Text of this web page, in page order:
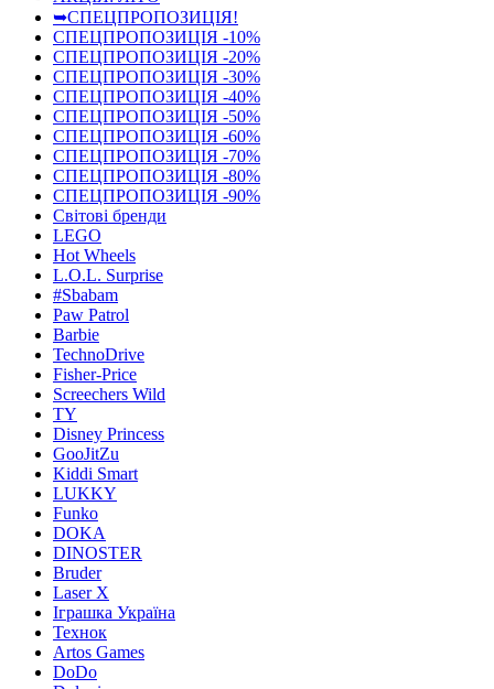
➥СПЕЦПРОПОЗИЦІЯ!
СПЕЦПРОПОЗИЦІЯ -10%
СПЕЦПРОПОЗИЦІЯ -20%
СПЕЦПРОПОЗИЦІЯ -30%
СПЕЦПРОПОЗИЦІЯ -40%
СПЕЦПРОПОЗИЦІЯ -50%
СПЕЦПРОПОЗИЦІЯ -60%
СПЕЦПРОПОЗИЦІЯ -70%
СПЕЦПРОПОЗИЦІЯ -80%
СПЕЦПРОПОЗИЦІЯ -90%
Світові бренди
LEGO
Hot Wheels
L.O.L. Surprise
#Sbabam
Paw Patrol
Barbie
TechnoDrive
Fisher-Price
Screechers Wild
TY
Disney Princess
GooJitZu
Kiddi Smart
LUKKY
Funko
DOKA
DINOSTER
Bruder
Laser X
Іграшка Україна
Технок
Artos Games
DoDo